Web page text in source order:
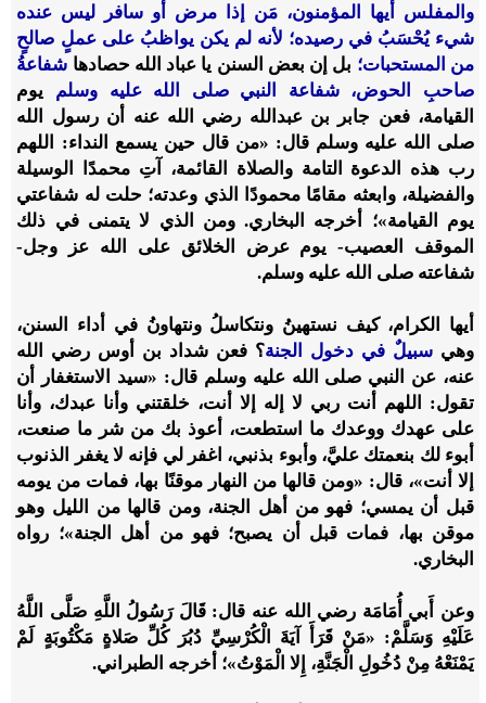
والمفلس أيها المؤمنون، مَن إذا مرض أو سافر ليس عنده
شيء يُحْسَبُ في رصيده؛ لأنه لم يكن يواظبُ على عملٍ صالحٍ
من المستحبات؛ بل إن بعض السنن يا عباد الله حصادها شفاعةُ
صاحبِ الحوض، شفاعة النبي صلى الله عليه وسلم يوم
القيامة، فعن جابر بن عبدالله رضي الله عنه أن رسول الله
صلى الله عليه وسلم قال: «من قال حين يسمع النداء: اللهم
رب هذه الدعوة التامة والصلاة القائمة، آتِ محمدًا الوسيلة
والفضيلة، وابعثه مقامًا محمودًا الذي وعدته؛ حلت له شفاعتي
يوم القيامة»؛ أخرجه البخاري. ومن الذي لا يتمنى في ذلك
الموقف العصيب- يوم عرض الخلائق على الله عز وجل-
شفاعته صلى الله عليه وسلم.
أيها الكرام، كيف نستهينُ ونتكاسلُ ونتهاونُ في أداء السنن،
وهي سبيلٌ في دخول الجنة؟ فعن شداد بن أوس رضي الله
عنه، عن النبي صلى الله عليه وسلم قال: «سيد الاستغفار أن
تقول: اللهم أنت ربي لا إله إلا أنت، خلقتني وأنا عبدك، وأنا
على عهدك ووعدك ما استطعت، أعوذ بك من شر ما صنعت،
أبوء لك بنعمتك عليَّ، وأبوء بذنبي، اغفر لي فإنه لا يغفر الذنوب
إلا أنت»، قال: «ومن قالها من النهار موقنًا بها، فمات من يومه
قبل أن يمسي؛ فهو من أهل الجنة، ومن قالها من الليل وهو
موقن بها، فمات قبل أن يصبح؛ فهو من أهل الجنة»؛ رواه
البخاري.
وعن أَبي أُمَامَة رضي الله عنه قال: قَالَ رَسُولُ اللَّهِ صَلَّى اللَّهُ
عَلَيْهِ وَسَلَّمْ: «مَنْ قَرَأَ آيَةَ الْكُرْسِيِّ دُبُرَ كُلِّ صَلاةٍ مَكْتُوبَةٍ لَمْ
يَمْنَعْهُ مِنْ دُخُولِ الْجَنَّةِ، إِلا الْمَوْتُ»؛ أخرجه الطبراني.